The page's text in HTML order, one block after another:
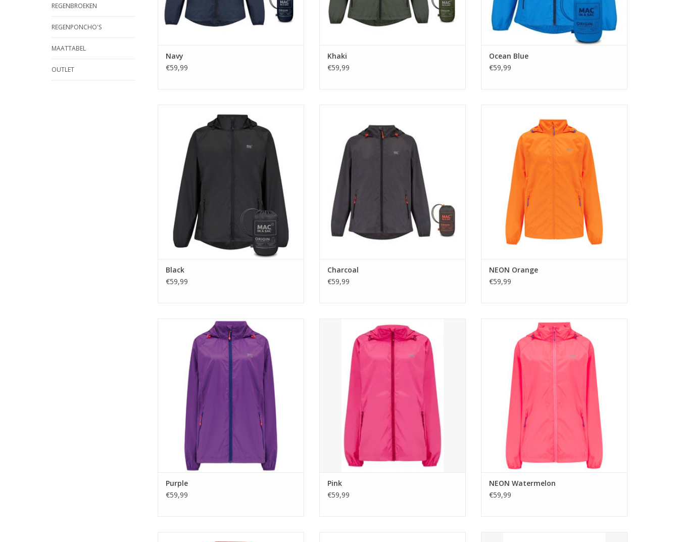
REGENBROEKEN
REGENPONCHO'S
MAATTABEL
OUTLET
Navy
€59,99
Khaki
€59,99
Ocean Blue
€59,99
TOEVOEGEN AAN WINKELWAGEN
Black
€59,99
een zilver kleurige gloed over zich heen en is
fantastisch voor jonge en oud! 100% waterdicht
(10.000mm)
TOEVOEGEN AAN WINKELWAGEN
Charcoal
€59,99
Mac in a Sac is een makkelijk lichtgewicht
ademend polyester regenjack met een uniek
"staycool" systeem aan rugzijde voor extra
TOEVOEGEN AAN WINKELWAGEN
NEON Orange
€59,99
Mac in a Sac is een makkelijk lichtgewicht
ademend polyester regenjack met een uniek
"staycool" systeem aan rugzijde voor extra
comfort. 100% waterdicht (10.000mm)
TOEVOEGEN AAN WINKELWAGEN
Purple
€59,99
Mac in a Sac is een makkelijk lichtgewicht
ademend polyester regenjack met een uniek
"staycool" systeem aan rugzijde voor extra
comfort.
TOEVOEGEN AAN WINKELWAGEN
Pink
€59,99
Mac in a Sac is een makkelijk lichtgewicht
ademend polyester regenjack met een uniek
"staycool" systeem aan rugzijde voor extra
TOEVOEGEN AAN WINKELWAGEN
NEON Watermelon
€59,99